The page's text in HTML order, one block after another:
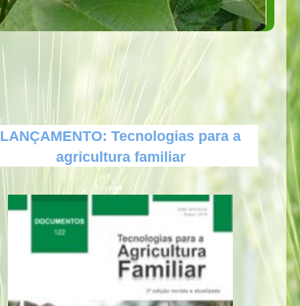
LANÇAMENTO: Tecnologias para a
agricultura familiar